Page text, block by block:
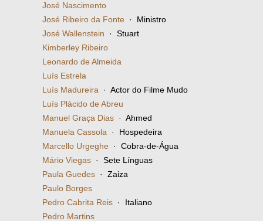
José Nascimento
José Ribeiro da Fonte · Ministro
José Wallenstein · Stuart
Kimberley Ribeiro
Leonardo de Almeida
Luís Estrela
Luís Madureira · Actor do Filme Mudo
Luís Plácido de Abreu
Manuel Graça Dias · Ahmed
Manuela Cassola · Hospedeira
Marcello Urgeghe · Cobra-de-Água
Mário Viegas · Sete Línguas
Paula Guedes · Zaiza
Paulo Borges
Pedro Cabrita Reis · Italiano
Pedro Martins